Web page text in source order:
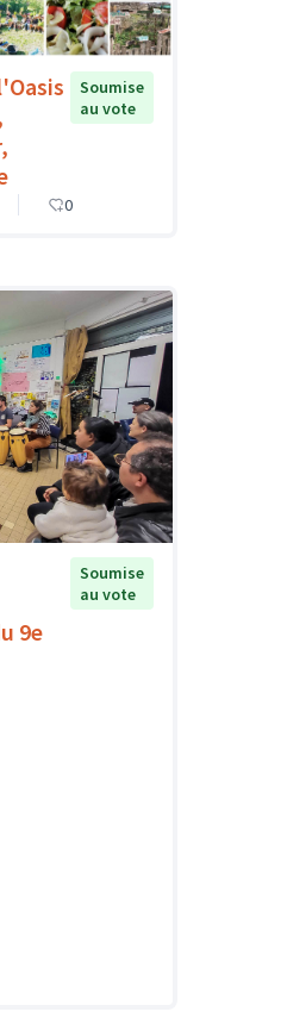
Soumise
au vote
0
9e
Soumise
au vote